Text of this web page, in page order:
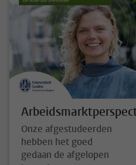
Onze afgestudeerden
hebben het goed
gedaan de afgelopen